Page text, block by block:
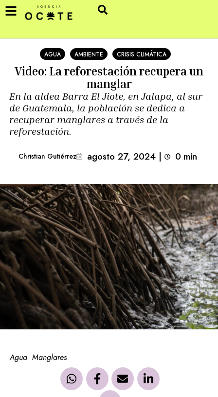
AGUA AMBIENTE CRISIS CLIMÁTICA
Video: La reforestación recupera un
manglar
En la aldea Barra El Jiote, en Jalapa, al sur
de Guatemala, la población se dedica a
recuperar manglares a través de la
reforestación.
Christian Gutiérrez agosto 27, 2024 | 0 min
Agua Manglares